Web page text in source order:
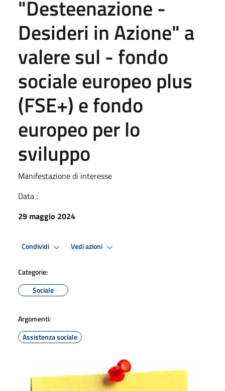
"Desteenazione -
Desideri in Azione" a
valere sul - fondo
sociale europeo plus
(FSE+) e fondo
europeo per lo
sviluppo
Manifestazione di interesse
Data :
29 maggio 2024
Condividi Vedi azioni
Categorie:
Sociale
Argomenti:
Assistenza sociale